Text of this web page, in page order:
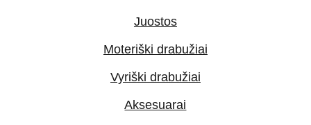
Moteriški drabužiai
Vyriški drabužiai
Aksesuarai
Juostos